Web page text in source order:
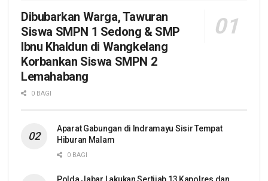
Dibubarkan Warga, Tawuran
Siswa SMPN 1 Sedong & SMP
Ibnu Khaldun di Wangkelang
Korbankan Siswa SMPN 2
Lemahabang
0 BAGI
Aparat Gabungan di Indramayu Sisir Tempat
Hiburan Malam
0 BAGI